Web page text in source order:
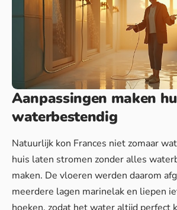
Aanpassingen maken
waterbestendig
Natuurlijk kon Frances niet zomaar
huis laten stromen zonder alles
maken. De vloeren werden daarom
meerdere lagen marinelak en liepen